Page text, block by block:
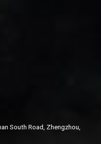
South Road, Zhengzhou,